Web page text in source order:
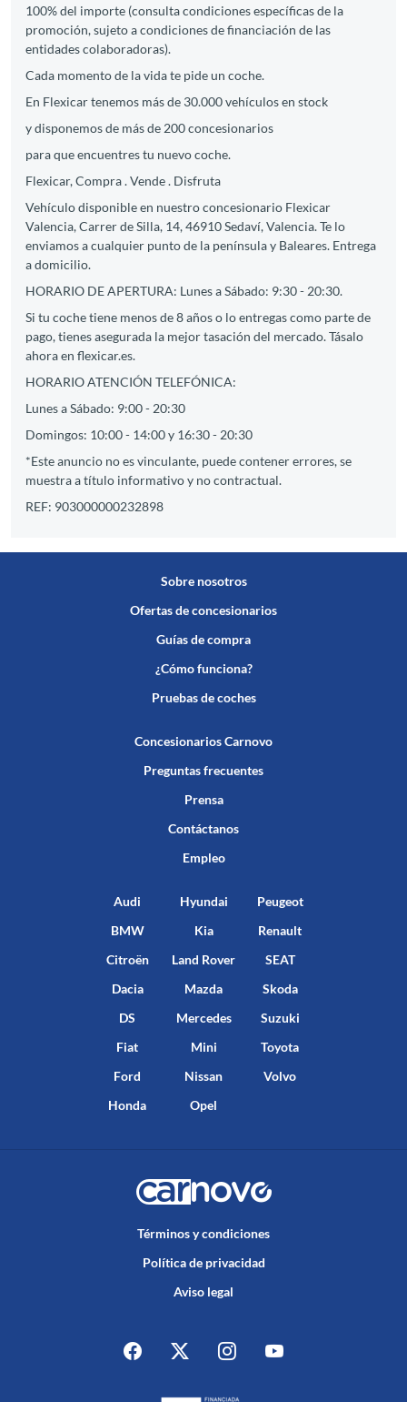
100% del importe (consulta condiciones específicas de la
promoción, sujeto a condiciones de financiación de las
entidades colaboradoras).
Cada momento de la vida te pide un coche.
En Flexicar tenemos más de 30.000 vehículos en stock
y disponemos de más de 200 concesionarios
para que encuentres tu nuevo coche.
Flexicar, Compra . Vende . Disfruta
Vehículo disponible en nuestro concesionario Flexicar
Valencia, Carrer de Silla, 14, 46910 Sedaví, Valencia. Te lo
enviamos a cualquier punto de la península y Baleares. Entrega
a domicilio.
HORARIO DE APERTURA: Lunes a Sábado: 9:30 - 20:30.
Si tu coche tiene menos de 8 años o lo entregas como parte de
pago, tienes asegurada la mejor tasación del mercado. Tásalo
ahora en flexicar.es.
HORARIO ATENCIÓN TELEFÓNICA:
Lunes a Sábado: 9:00 - 20:30
Domingos: 10:00 - 14:00 y 16:30 - 20:30
*Este anuncio no es vinculante, puede contener errores, se
muestra a título informativo y no contractual.
REF: 903000000232898
Sobre nosotros
Ofertas de concesionarios
Guías de compra
¿Cómo funciona?
Pruebas de coches
Concesionarios Carnovo
Preguntas frecuentes
Prensa
Contáctanos
Empleo
Audi
BMW
Citroën
Dacia
DS
Fiat
Ford
Honda
Hyundai
Kia
Land Rover
Mazda
Mercedes
Mini
Nissan
Opel
Peugeot
Renault
SEAT
Skoda
Suzuki
Toyota
Volvo
Términos y condiciones
Política de privacidad
Aviso legal